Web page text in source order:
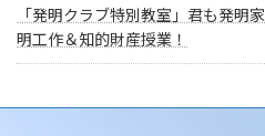
「発明クラブ特別教室」君も発明
明工作＆知的財産授業！